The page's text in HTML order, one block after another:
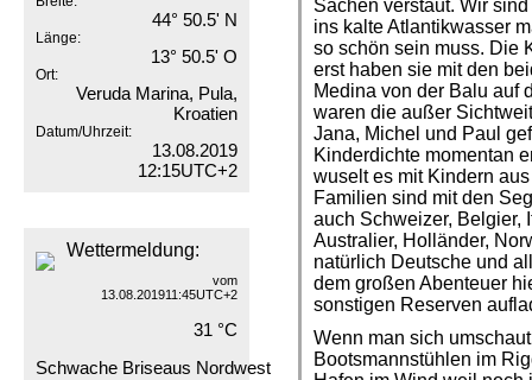
44° 50.5' N
Länge:
13° 50.5' O
Ort:
Veruda Marina, Pula,
Kroatien
Datum/Uhrzeit:
13.08.2019
12:15UTC+2
Wettermeldung:
vom
13.08.201911:45UTC+2
31 °C
Schwache Briseaus Nordwest
Sachen verstaut. Wir
ins kalte Atlantikwasser
so schön sein muss. Die
erst haben sie mit den
Medina von der Balu auf
waren die außer
Jana, Michel und Paul
Kinderdichte momentan
wuselt es mit Kindern
Familien sind mit den
auch Schweizer, Belgier,
Australier, Holländer,
natürlich Deutsche und
dem großen Abenteuer
sonstigen Reserven
Wenn man sich
Bootsmannstühlen im